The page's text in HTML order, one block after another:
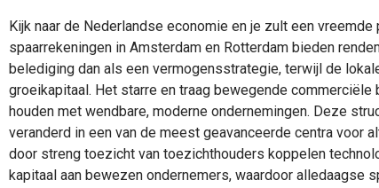
Kijk naar de Nederlandse economie en je zult een
spaarrekeningen in Amsterdam en Rotterdam bieden
belediging dan als een vermogensstrategie, terwijl de
groeikapitaal. Het starre en traag bewegende
houden met wendbare, moderne ondernemingen. Deze
veranderd in een van de meest geavanceerde centra voor
door streng toezicht van toezichthouders koppelen
kapitaal aan bewezen ondernemers, waardoor alledaagse